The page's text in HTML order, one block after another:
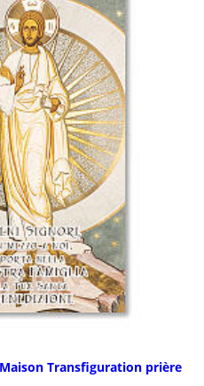
Transfiguration prière